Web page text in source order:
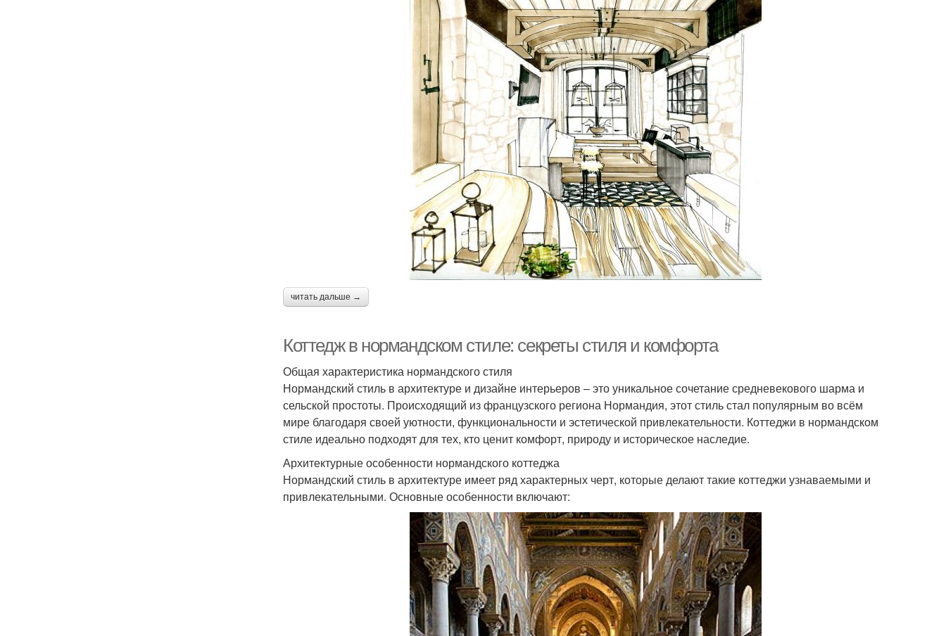
читать дальше →
Коттедж в нормандском стиле: секреты стиля и комфорта
Общая характеристика нормандского стиля
Нормандский стиль в архитектуре и дизайне интерьеров – это уникальное сочетание средневекового шарма и
сельской простоты. Происходящий из французского региона Нормандия, этот стиль стал популярным во всём
мире благодаря своей уютности, функциональности и эстетической привлекательности. Коттеджи в нормандском
стиле идеально подходят для тех, кто ценит комфорт, природу и историческое наследие.
Архитектурные особенности нормандского коттеджа
Нормандский стиль в архитектуре имеет ряд характерных черт, которые делают такие коттеджи узнаваемыми и
привлекательными. Основные особенности включают: